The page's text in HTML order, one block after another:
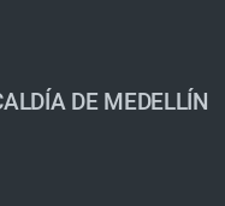
DE MEDELLÍN